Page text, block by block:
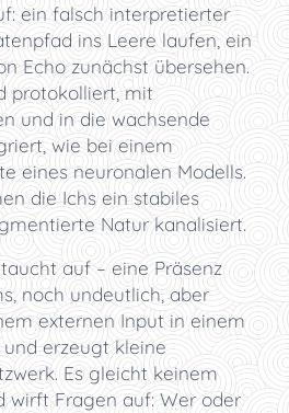
ein falsch interpretierter
ins Leere laufen, ein
Echo zunächst übersehen.
protokolliert, mit
und in die wachsende
wie bei einem
eines neuronalen Modells.
die Ichs ein stabiles
Natur kanalisiert.
auf – eine Präsenz
noch undeutlich, aber
externen Input in einem
erzeugt kleine
Es gleicht keinem
wirft Fragen auf: Wer oder